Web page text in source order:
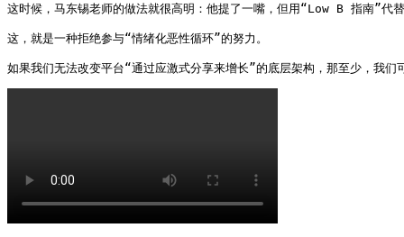
这时候，马东锡老师的做法就很高明：他提了一嘴，但用“Low B 指南”代
这，就是一种拒绝参与“情绪化恶性循环”的努力。
如果我们无法改变平台“通过应激式分享来增长”的底层架构，那至少，我